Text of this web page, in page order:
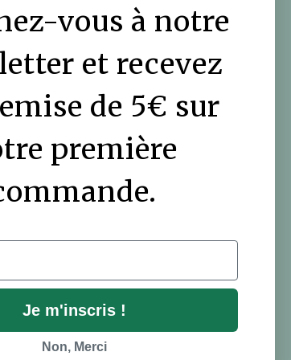
DutchGrownvous à notre
et recevez
de 5€ sur
première
Je m'inscris !
Non, Merci